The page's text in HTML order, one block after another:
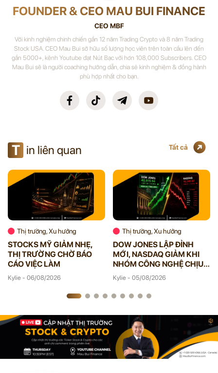
FOUNDER & CEO MAU BUI FINANCE
CEO MBF
Với kinh nghiệm chinh chiến gần 12 năm Trading Crypto và 8 năm Trading
Stock USA. CEO Mau Bui sở hữu số lượng học viên trên toàn cầu lên đến
gần 5000+, kênh Youtube đạt Nút Bạc với hơn 108,000 Subscribers. CEO
Mau Bui sẽ là người coaching hướng dẫn, chia sẻ kinh nghiệm & đồng hành
phù hợp nhất cho bạn.
T in liên quan Tất cả
Thị trường, Xu hướng
STOCKS MỸ GIẢM NHẸ,
THỊ TRƯỜNG CHỜ BÁO
CÁO VIỆC LÀM
Kylie - 06/08/2026
Thị trường, Xu hướng
DOW JONES LẬP ĐỈNH
MỚI, NASDAQ GIẢM KHI
NHÓM CÔNG NGHỆ CHỊU
ÁP LỰC
Kylie - 05/08/2026